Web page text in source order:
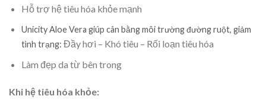
Hỗ trợ hệ tiêu hóa khỏe mạnh
Unicity Aloe Vera giúp cân bằng môi trường đường ruột, giảm
tình trạng: Đầy hơi – Khó tiêu – Rối loạn tiêu hóa
Làm đẹp da từ bên trong
Khi hệ tiêu hóa khỏe: